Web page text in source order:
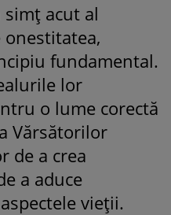
acut al
fundamental.
lor
o lume corectă
Vărsătorilor
de a crea
a aduce
vieții.